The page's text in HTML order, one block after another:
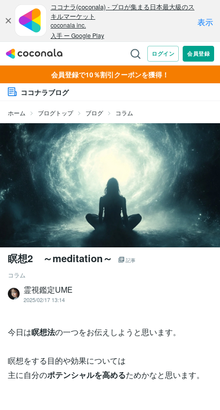
会員登録で10％割引クーポンを獲得！
ココナラブログ
ホーム ブログトップ ブログ コラム
瞑想2 ～meditation～ 記事
コラム
霊視鑑定UME
2025/02/17 13:14
今日は瞑想法の一つをお伝えしようと思います。
瞑想をする目的や効果については
主に自分のポテンシャルを高めるためかなと思います。